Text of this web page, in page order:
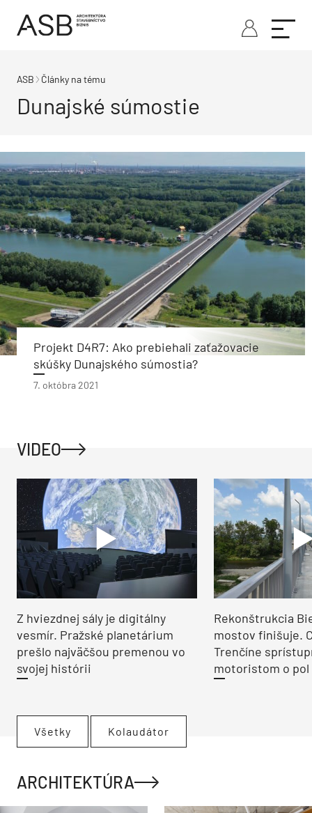
ASB Články na tému
Dunajské súmostie
Projekt D4R7: Ako prebiehali zaťažovacie
skúšky Dunajského súmostia?
7. októbra 2021
VIDEO
Z hviezdnej sály je digitálny
vesmír. Pražské planetárium
prešlo najväčšou premenou vo
svojej histórii
Rekonštrukcia
mostov finišuje.
Trenčíne
motoristom o pol
Všetky Kolaudátor
ARCHITEKTÚRA